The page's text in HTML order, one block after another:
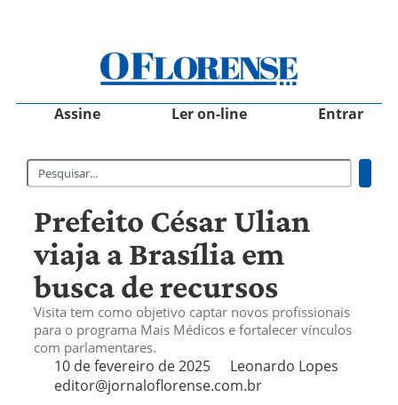
Assine Ler on-line Entrar
Prefeito César Ulian
viaja a Brasília em
busca de recursos
Visita tem como objetivo captar novos profissionais
para o programa Mais Médicos e fortalecer vínculos
com parlamentares.
10 de fevereiro de 2025
Leonardo Lopes
editor@jornaloflorense.com.br